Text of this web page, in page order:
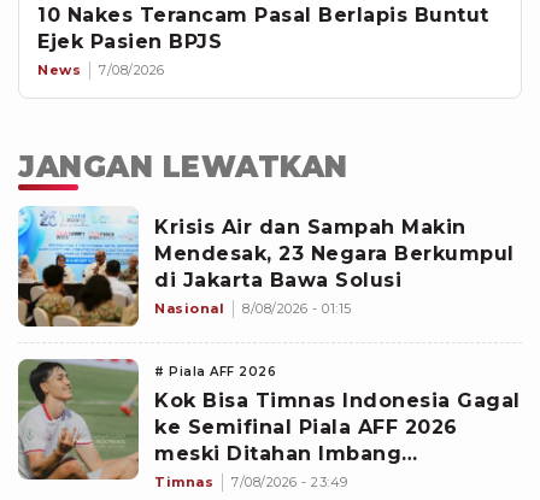
10 Nakes Terancam Pasal Berlapis Buntut
Ejek Pasien BPJS
News 7/08/2026
JANGAN LEWATKAN
Krisis Air dan Sampah Makin
Mendesak, 23 Negara Berkumpul
di Jakarta Bawa Solusi
Nasional 8/08/2026 - 01:15
# Piala AFF 2026
Kok Bisa Timnas Indonesia Gagal
ke Semifinal Piala AFF 2026
meski Ditahan Imbang
Singapura?
Timnas 7/08/2026 - 23:49